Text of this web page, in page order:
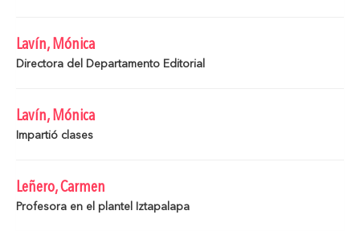
Lavín, Mónica
Directora del Departamento Editorial
Lavín, Mónica
Impartió clases
Leñero, Carmen
Profesora en el plantel Iztapalapa